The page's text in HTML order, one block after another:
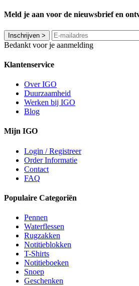
Meld je aan voor de nieuwsbrief en
Inschrijven >
Bedankt voor je aanmelding
Klantenservice
Over IGO
Duurzaamheid
Werken bij IGO
Blog
Mijn IGO
Login / Registreer
Order Informatie
Contact
FAQ
Populaire Categoriën
Pennen
Waterflessen
Rugzakken
Notitieblokken
T-Shirts
Notitieboeken
Snoep
Geschenken